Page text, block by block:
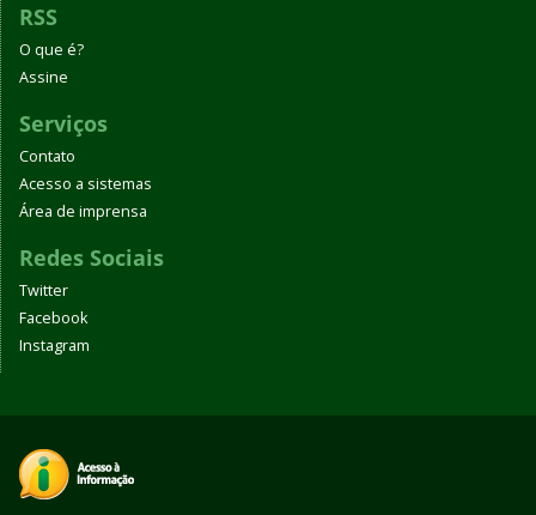
RSS
O que é?
Assine
Serviços
Contato
Acesso a sistemas
Área de imprensa
Redes Sociais
Twitter
Facebook
Instagram